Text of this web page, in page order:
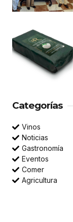
Categorías
Vinos
Noticias
Gastronomía
Eventos
Comer
Agricultura